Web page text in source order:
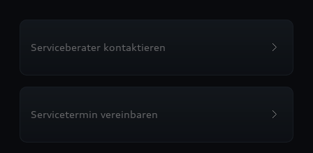
Serviceberater kontaktieren
Servicetermin vereinbaren